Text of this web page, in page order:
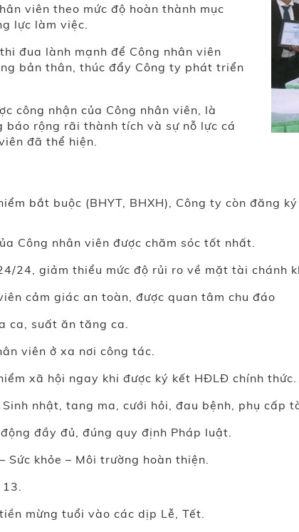
viên theo mức độ hoàn thành mục
lực làm việc.
đua lành mạnh để Công nhân viên
bản thân, thúc đẩy Công ty phát triển
công nhận của Công nhân viên, là
báo rộng rãi thành tích và sự nỗ lực cá
đã thể hiện.
bắt buộc (BHYT, BHXH), Công ty còn đăng
Công nhân viên được chăm sóc tốt nhất.
24, giảm thiểu mức độ rủi ro về mặt tài chánh
cảm giác an toàn, được quan tâm chu đáo
ca, suất ăn tăng ca.
viên ở xa nơi công tác.
xã hội ngay khi được ký kết HĐLĐ chính thức.
nhật, tang ma, cưới hỏi, đau bệnh, phụ cấp
đầy đủ, đúng quy định Pháp luật.
Sức khỏe – Môi trường hoàn thiện.
mừng tuổi vào các dịp Lễ, Tết.